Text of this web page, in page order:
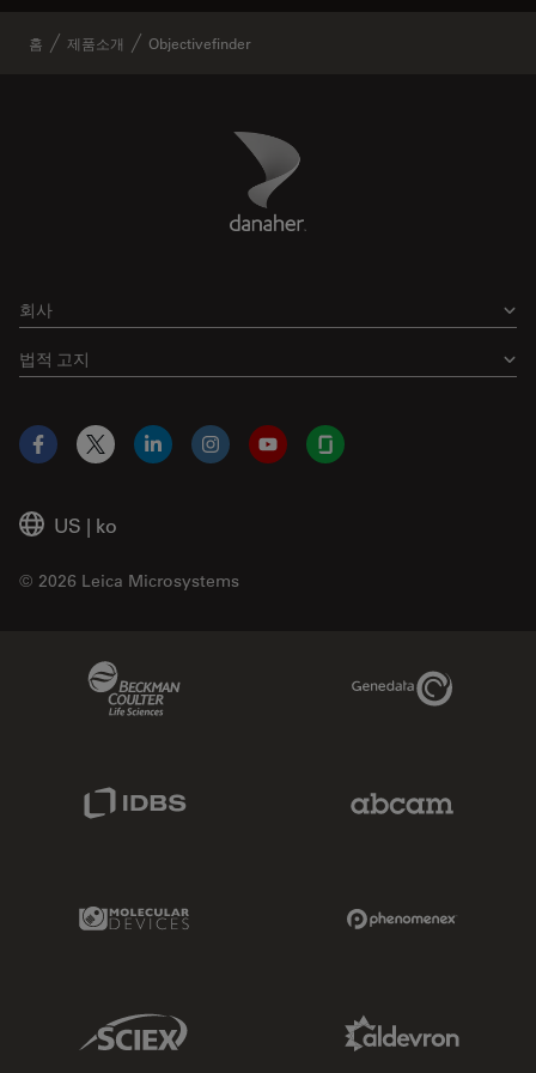
홈 제품소개 Objectivefinder
Danaher Logo
회사
법적 고지
US | ko
© 2026 Leica Microsystems
Facebook
X LinkedInInstagramYouTubeGlassdoor
Genedata Link
Molecular Devices Link
Sciex Link